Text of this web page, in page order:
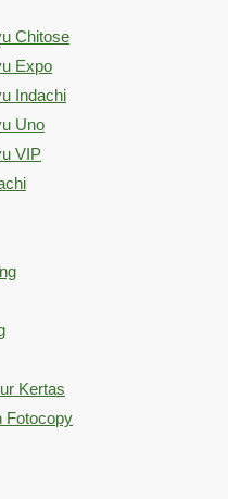
Chitose
Expo
Indachi
Uno
VIP
Kertas
Fotocopy